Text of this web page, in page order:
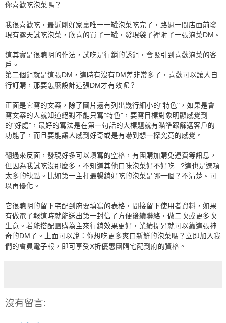
你喜歡吃泡菜嗎？
我很喜歡吃，最近剛好家裏唯一一罐泡菜吃完了，路過一間店面前發
現有露天試吃泡菜，欣喜的買了一罐，發現袋子裡附了一張泡菜DM。
這其實是很聰明的作法，試吃是行銷的誘餌，會吸引到喜歡泡菜的客
戶。
第二個餌就是這張DM，這時有沒有DM差非常多了，喜歡可以讓人自
行訂購，那要怎麼設計這張DM才有效呢？
正面是它寫的文案，除了圖片還有列出幾行細小的"特色"，如果是會
寫文案的人就知道絕對不能只寫"特色"，要寫目標對象明顯感覺到
的"好處"，最好的寫法是在第一句話的大標題就有瞄準跟篩選客戶的
功能了，而且要能讓人感到好奇或是有嚇到想一探究竟的感覺。
翻過來反面，發現好多可以填寫的空格，有團購加購免運費等訊息，
但因為我試吃沒那麼多，不知道其他口味泡菜好不好吃...?這也是選項
太多的缺點。比如第一主打最暢銷好吃的泡菜是哪一個？不清楚。可
以再優化。
它很聰明的留下宅配到府要填寫的表格，間接留下使用者資料，如果
有做電子報這時就能送出第一封信了方便後續聯絡，做二次或更多次
生意。若能搭配團購為主來行銷效果更好，業績提昇就可以靠這張神
奇的DM了。上面可以說：你想吃更多爽口新鮮的泡菜嗎？立即加入我
們的會員電子報，即可享受X折優惠團購宅配到府的資格。
沒有留言: